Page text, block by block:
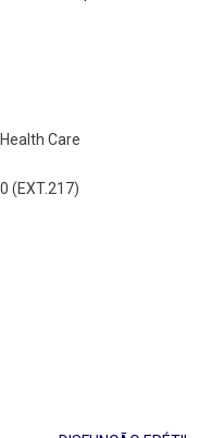
Care
(EXT.217)